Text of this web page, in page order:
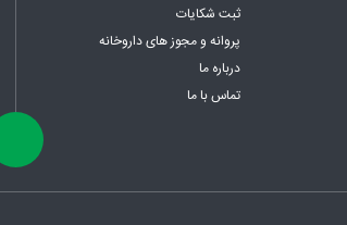
ثبت شکایات
پروانه و مجوز های داروخانه
درباره ما
تماس با ما